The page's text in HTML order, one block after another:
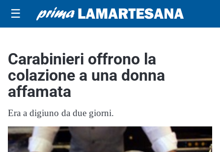
☰
Carabinieri offrono la
colazione a una donna
affamata
Era a digiuno da due giorni.